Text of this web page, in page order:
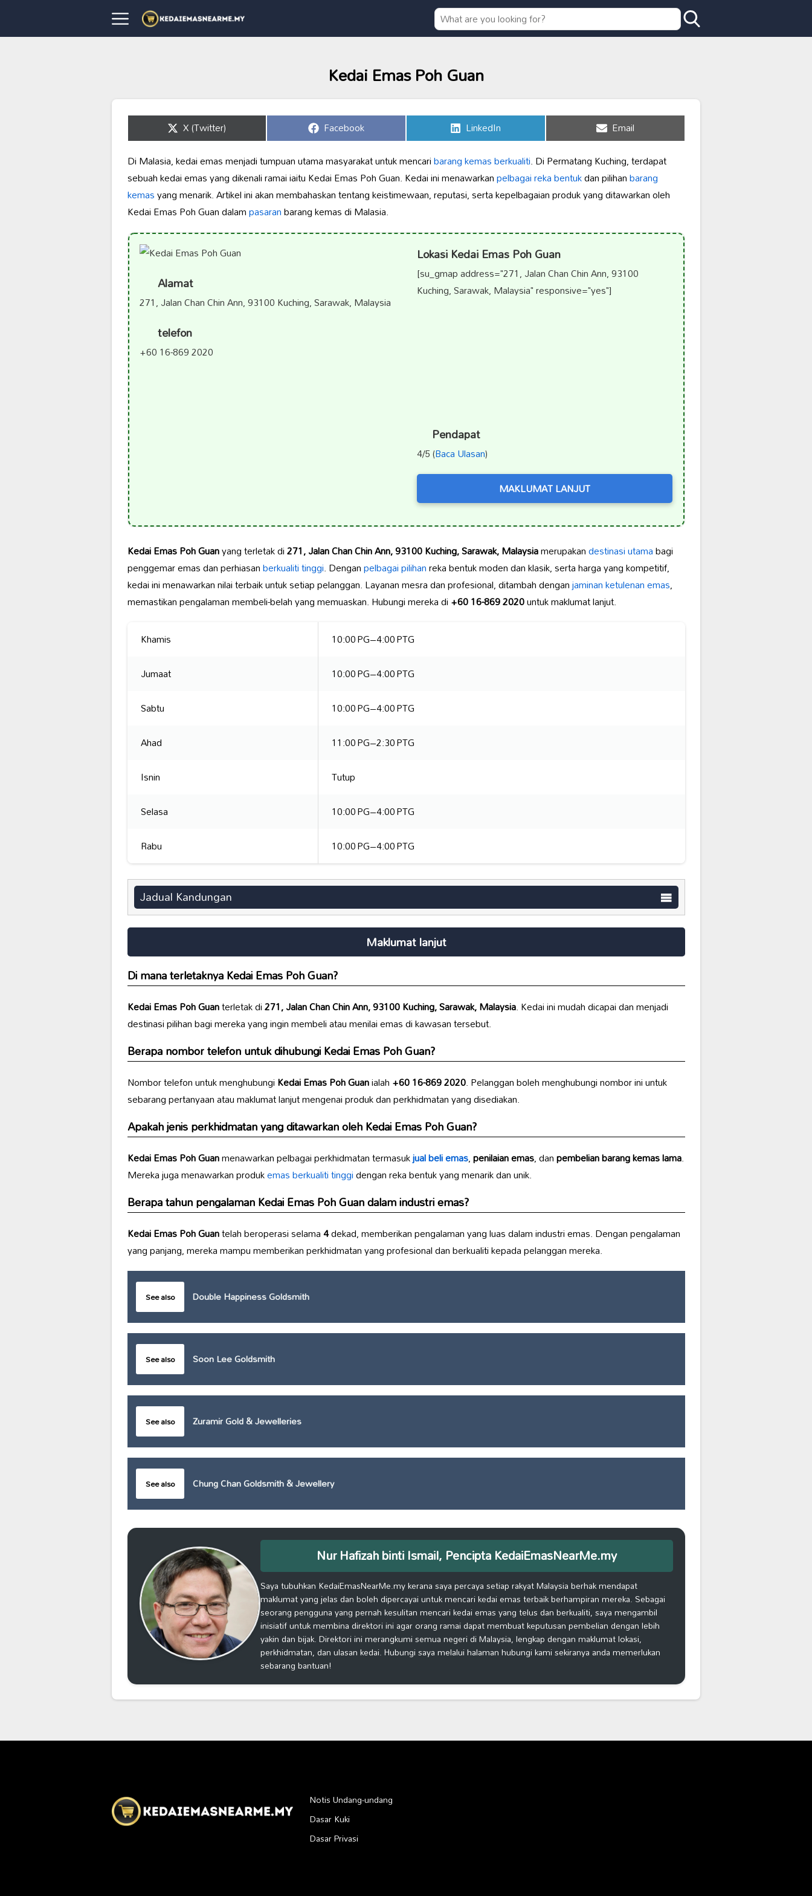
Kedai Emas Poh Guan
Share
on
X (Twitter) Share
on
Facebook Share
on
LinkedIn Share
on
Email
Di Malasia, kedai emas menjadi tumpuan utama masyarakat untuk mencaribarang kemas berkualiti. Di Permatang Kuching, terdapat
sebuah kedai emas yang dikenali ramai iaitu Kedai Emas Poh Guan. Kedai ini menawarkanpelbagai reka bentukdan pilihanbarang
kemasyang menarik. Artikel ini akan membahaskan tentang keistimewaan, reputasi, serta kepelbagaian produk yang ditawarkan oleh
Kedai Emas Poh Guan dalampasaranbarang kemas di Malasia.
Alamat
271, Jalan Chan Chin Ann, 93100 Kuching, Sarawak, Malaysia
telefon
+60 16-869 2020
Lokasi Kedai Emas Poh Guan
[su_gmap address="271, Jalan Chan Chin Ann, 93100
Kuching, Sarawak, Malaysia" responsive="yes"]
Pendapat
4/5 (Baca Ulasan)
MAKLUMAT LANJUT
Kedai Emas Poh Guanyang terletak di271, Jalan Chan Chin Ann, 93100 Kuching, Sarawak, Malaysiamerupakandestinasi utamabagi
penggemar emas dan perhiasanberkualiti tinggi. Denganpelbagai pilihanreka bentuk moden dan klasik, serta harga yang kompetitif,
kedai ini menawarkan nilai terbaik untuk setiap pelanggan. Layanan mesra dan profesional, ditambah denganjaminan ketulenan emas,
memastikan pengalaman membeli-belah yang memuaskan. Hubungi mereka di+60 16-869 2020untuk maklumat lanjut.
Khamis
10:00 PG–4:00 PTG
Jumaat
10:00 PG–4:00 PTG
Sabtu
10:00 PG–4:00 PTG
Ahad
11:00 PG–2:30 PTG
Isnin
Tutup
Selasa
10:00 PG–4:00 PTG
Rabu
10:00 PG–4:00 PTG
Jadual Kandungan
Maklumat lanjut
Di mana terletaknyaKedai Emas Poh Guan?
Kedai Emas Poh Guanterletak di271, Jalan Chan Chin Ann, 93100 Kuching, Sarawak, Malaysia. Kedai ini mudah dicapai dan menjadi
destinasi pilihan bagi mereka yang ingin membeli atau menilai emas di kawasan tersebut.
Berapa nombor telefon untuk dihubungiKedai Emas Poh Guan?
Nombor telefon untuk menghubungiKedai Emas Poh Guanialah+60 16-869 2020. Pelanggan boleh menghubungi nombor ini untuk
sebarang pertanyaan atau maklumat lanjut mengenai produk dan perkhidmatan yang disediakan.
Apakah jenis perkhidmatan yang ditawarkan olehKedai Emas Poh Guan?
Kedai Emas Poh Guanmenawarkan pelbagai perkhidmatan termasukjual beli emas,penilaian emas, danpembelian barang kemas lama.
Mereka juga menawarkan produkemas berkualiti tinggidengan reka bentuk yang menarik dan unik.
Berapa tahun pengalamanKedai Emas Poh Guandalam industri emas?
Kedai Emas Poh Guantelah beroperasi selama4dekad, memberikan pengalaman yang luas dalam industri emas. Dengan pengalaman
yang panjang, mereka mampu memberikan perkhidmatan yang profesional dan berkualiti kepada pelanggan mereka.
See also Double Happiness Goldsmith
See also Soon Lee Goldsmith
See also Zuramir Gold & Jewelleries
See also Chung Chan Goldsmith & Jewellery
Nur Hafizah binti Ismail, Pencipta KedaiEmasNearMe.my
Saya tubuhkan KedaiEmasNearMe.my kerana saya percaya setiap rakyat Malaysia berhak mendapat
maklumat yang jelas dan boleh dipercayai untuk mencari kedai emas terbaik berhampiran mereka. Sebagai
seorang pengguna yang pernah kesulitan mencari kedai emas yang telus dan berkualiti, saya mengambil
inisiatif untuk membina direktori ini agar orang ramai dapat membuat keputusan pembelian dengan lebih
yakin dan bijak. Direktori ini merangkumi semua negeri di Malaysia, lengkap dengan maklumat lokasi,
perkhidmatan, dan ulasan kedai. Hubungi saya melalui halaman hubungi kami sekiranya anda memerlukan
sebarang bantuan!
Notis Undang-undang
Dasar Kuki
Dasar Privasi